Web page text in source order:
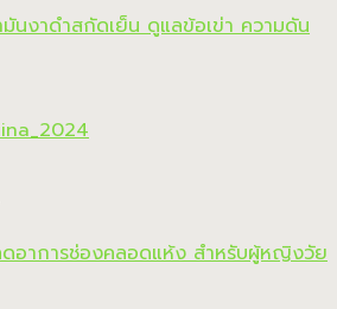
นงาดำสกัดเย็น ดูแลข้อเข่า ความดัน
าการช่องคลอดแห้ง สำหรับผู้หญิงวัย